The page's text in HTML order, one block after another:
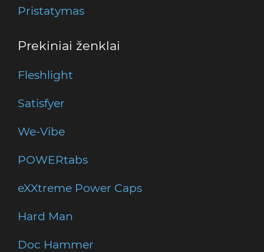
Pristatymas
Prekiniai ženklai
Fleshlight
Satisfyer
We-Vibe
POWERtabs
eXXtreme Power Caps
Hard Man
Doc Hammer